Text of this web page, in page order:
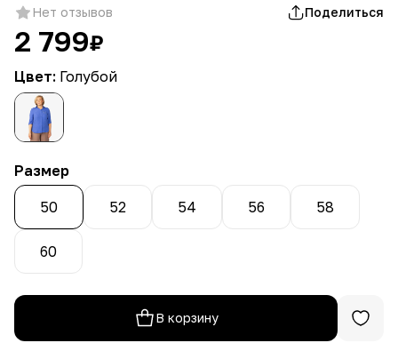
Нет отзывов
Поделиться
2 799₽
Цвет: Голубой
Размер
50 52 54 56 58
60
В корзину